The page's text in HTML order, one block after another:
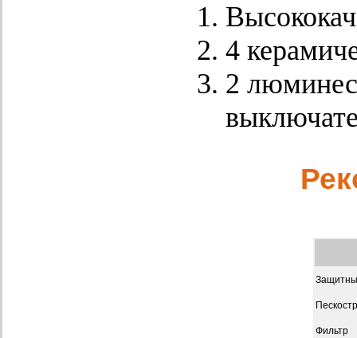
4
2
Фильтр